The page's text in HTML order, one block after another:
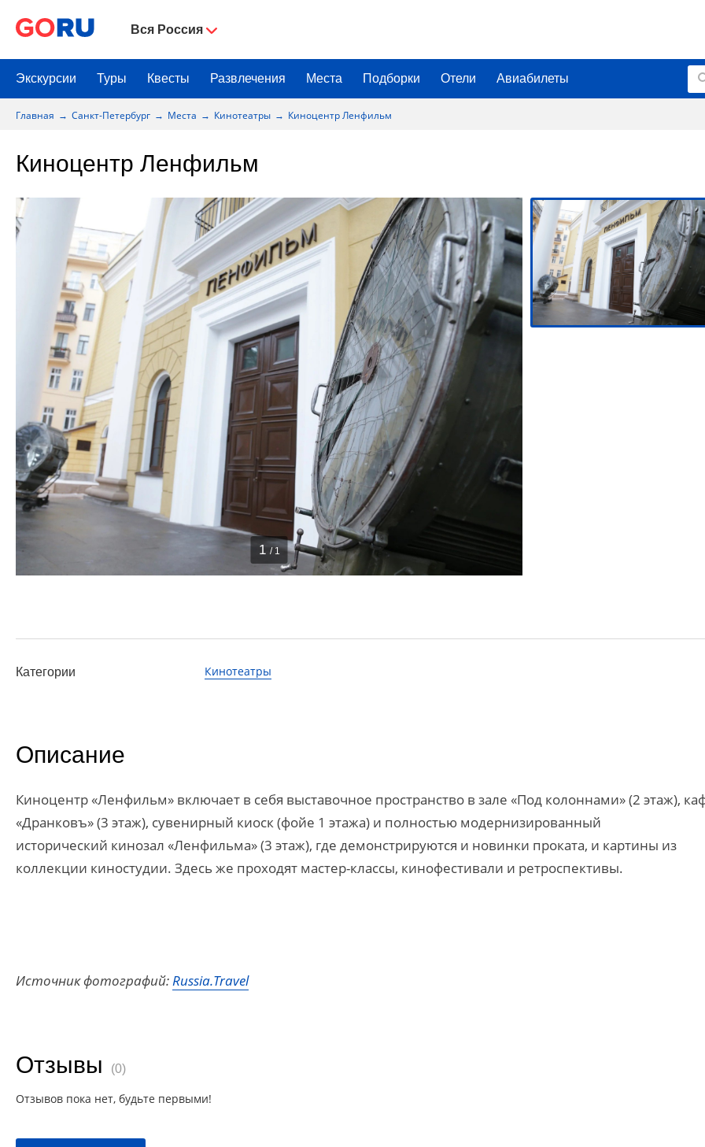
Вся Россия
Экскурсии Туры Квесты Развлечения Места Подборки Отели Авиабилеты
Главная Санкт-Петербург Места Кинотеатры Киноцентр Ленфильм
Киноцентр Ленфильм
1 / 1
Категории Кинотеатры
Описание
Киноцентр «Ленфильм» включает в себя выставочное пространство в зале «Под колоннами» (2 этаж),
«Дранковъ» (3 этаж), сувенирный киоск (фойе 1 этажа) и полностью модернизированный
исторический кинозал «Ленфильма» (3 этаж), где демонстрируются и новинки проката, и картины из
коллекции киностудии. Здесь же проходят мастер-классы, кинофестивали и ретроспективы.
Источник фотографий:Russia.Travel
Отзывы (0)
Отзывов пока нет, будьте первыми!